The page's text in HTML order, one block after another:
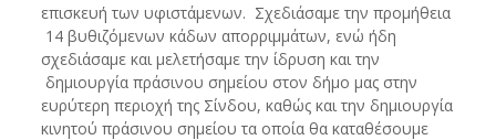
επισκευή των υφιστάμενων. Σχεδιάσαμε την προμήθεια
14 βυθιζόμενων κάδων απορριμμάτων, ενώ ήδη
σχεδιάσαμε και μελετήσαμε την ίδρυση και την
δημιουργία πράσινου σημείου στον δήμο μας στην
ευρύτερη περιοχή της Σίνδου, καθώς και την δημιουργία
κινητού πράσινου σημείου τα οποία θα καταθέσουμε